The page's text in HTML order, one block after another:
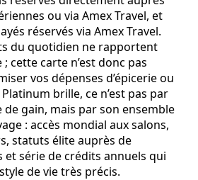
ou via Amex Travel, et
réservés via Amex Travel.
du quotidien ne rapportent
; cette carte n’est donc pas
vos dépenses d’épicerie ou
Platinum brille, ce n’est pas par
gain, mais par son ensemble
: accès mondial aux salons,
statuts élite auprès de
et série de crédits annuels qui
de vie très précis.